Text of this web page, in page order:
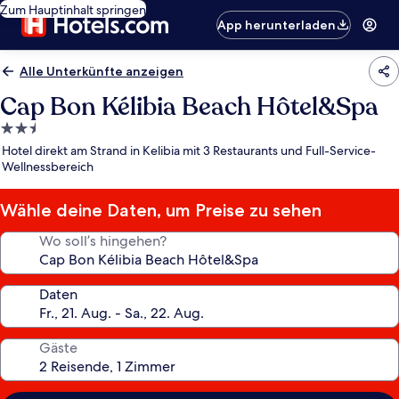
Zum Hauptinhalt springen
App herunterladen
Alle Unterkünfte anzeigen
Cap Bon Kélibia Beach Hôtel&Spa
2.5-
Sterne-
Unterkunft
Hotel direkt am Strand in Kelibia mit 3 Restaurants und Full-Service-
Wellnessbereich
Wähle deine Daten, um Preise zu sehen
Wo soll’s hingehen?
Daten
Gäste